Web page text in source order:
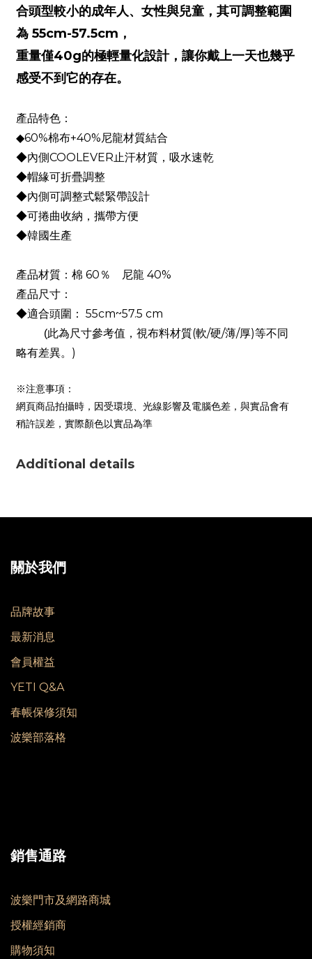
合頭型較小的成年人、女性與兒童，其可調整範圍
為 55cm-57.5cm ，
重量僅40g的極輕量化設計，讓你戴上一天也幾乎
感受不到它的存在。
產品特色：
◆60%棉布+40%尼龍材質結合
◆內側COOLEVER 止汗材質，吸水速乾
◆帽緣可折疊調整
◆內側可調整式鬆緊帶設計
◆可捲曲收納，攜帶方便
◆韓國生產
產品材質： 棉 60 ％ 尼龍 40%
產品尺寸：
◆適合頭圍： 55cm~57.5 cm
(此為尺寸參考值，視布料材質(軟/硬/薄/厚)等不同
略有差異。 )
※注意事項：
網頁商品拍攝時，因受環境、光線影響及電腦色差，與實品會有
稍許誤差，實際顏色以實品為準
Additional details
關於我們
品牌故事
最新消息
會員權益
YETI Q&A
春帳保修須知
波樂部落格
銷售通路
波樂門市及網路商城
授權經銷商
購物須知